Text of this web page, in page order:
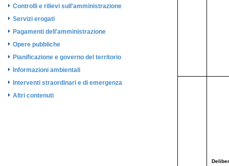
Controlli e rilievi sull'amministrazione
Servizi erogati
Pagamenti dell'amministrazione
Opere pubbliche
Pianificazione e governo del territorio
Informazioni ambientali
Interventi straordinari e di emergenza
Altri contenuti